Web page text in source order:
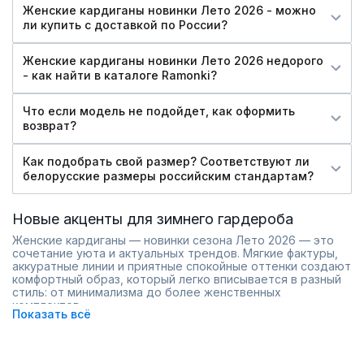
Женские кардиганы новинки Лето 2026 - можно
ли купить c доставкой по России?
Женские кардиганы новинки Лето 2026 недорого
- как найти в каталоге Ramonki?
Что если модель не подойдет, как оформить
возврат?
Как подобрать свой размер? Соответствуют ли
белорусские размеры российским стандартам?
Новые акценты для зимнего гардероба
Женские кардиганы — новинки сезона Лето 2026 — это
сочетание уюта и актуальных трендов. Мягкие фактуры,
аккуратные линии и приятные спокойные оттенки создают
комфортный образ, который легко вписывается в разный
стиль: от минимализма до более женственных
комплектов.
В разделе можно найти модели с интересной вязкой,
Показать всё